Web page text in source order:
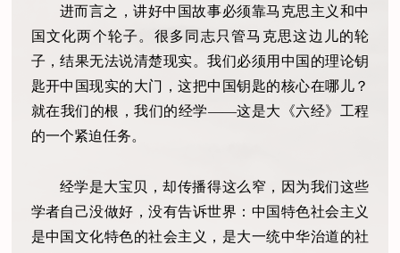
进而言之，讲好中国故事必须靠马克思主义和中
国文化两个轮子。很多同志只管马克思这边儿的轮
子，结果无法说清楚现实。我们必须用中国的理论钥
匙开中国现实的大门，这把中国钥匙的核心在哪儿？
就在我们的根，我们的经学——这是大《六经》工程
的一个紧迫任务。
经学是大宝贝，却传播得这么窄，因为我们这些
学者自己没做好，没有告诉世界：中国特色社会主义
是中国文化特色的社会主义，是大一统中华治道的社